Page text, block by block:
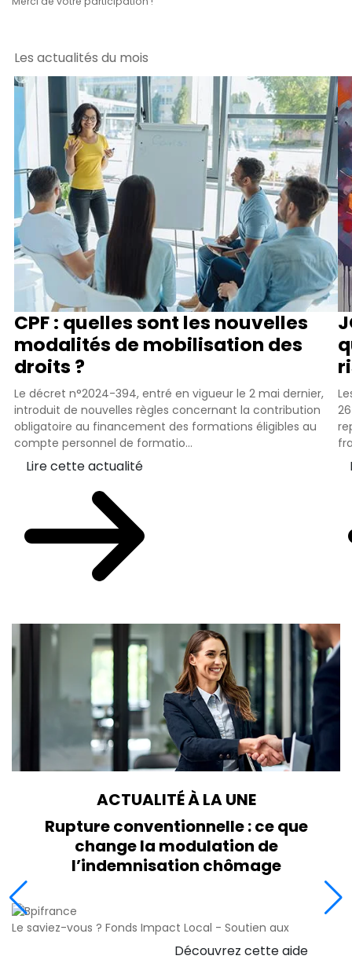
Les actualités du mois
CPF : quelles sont les nouvelles
modalités de mobilisation des
droits ?
Le décret n°2024-394, entré en vigueur le 2 mai dernier,
introduit de nouvelles règles concernant la contribution
obligatoire au financement des formations éligibles au
compte personnel de formatio...
Lire cette actualité
ACTUALITÉ À LA UNE
Rupture conventionnelle : ce que
change la modulation de
l’indemnisation chômage
Le saviez-vous ? Fonds Impact Local - Soutien aux
Découvrez cette aide